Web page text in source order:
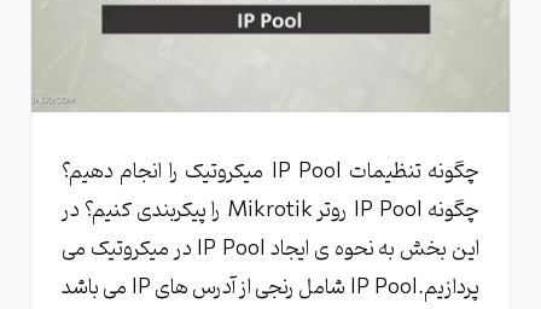
چگونه تنظیمات IP Pool میکروتیک را انجام دهیم؟
چگونه IP Pool روتر Mikrotik را پیکربندی کنیم؟ در
این بخش به نحوه ی ایجاد IP Pool در میکروتیک می
پردازیم.IP Pool شامل رنجی از آدرس های IP می باشد